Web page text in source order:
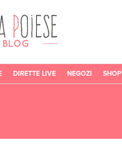
DIRETTE LIVE NEGOZI SHOP